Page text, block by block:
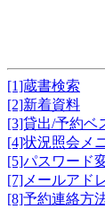
[1]蔵書検索
[2]新着資料
[3]貸出/予約ベ
[4]状況照会メ
[5]パスワード
[7]メールアド
[8]予約連絡方